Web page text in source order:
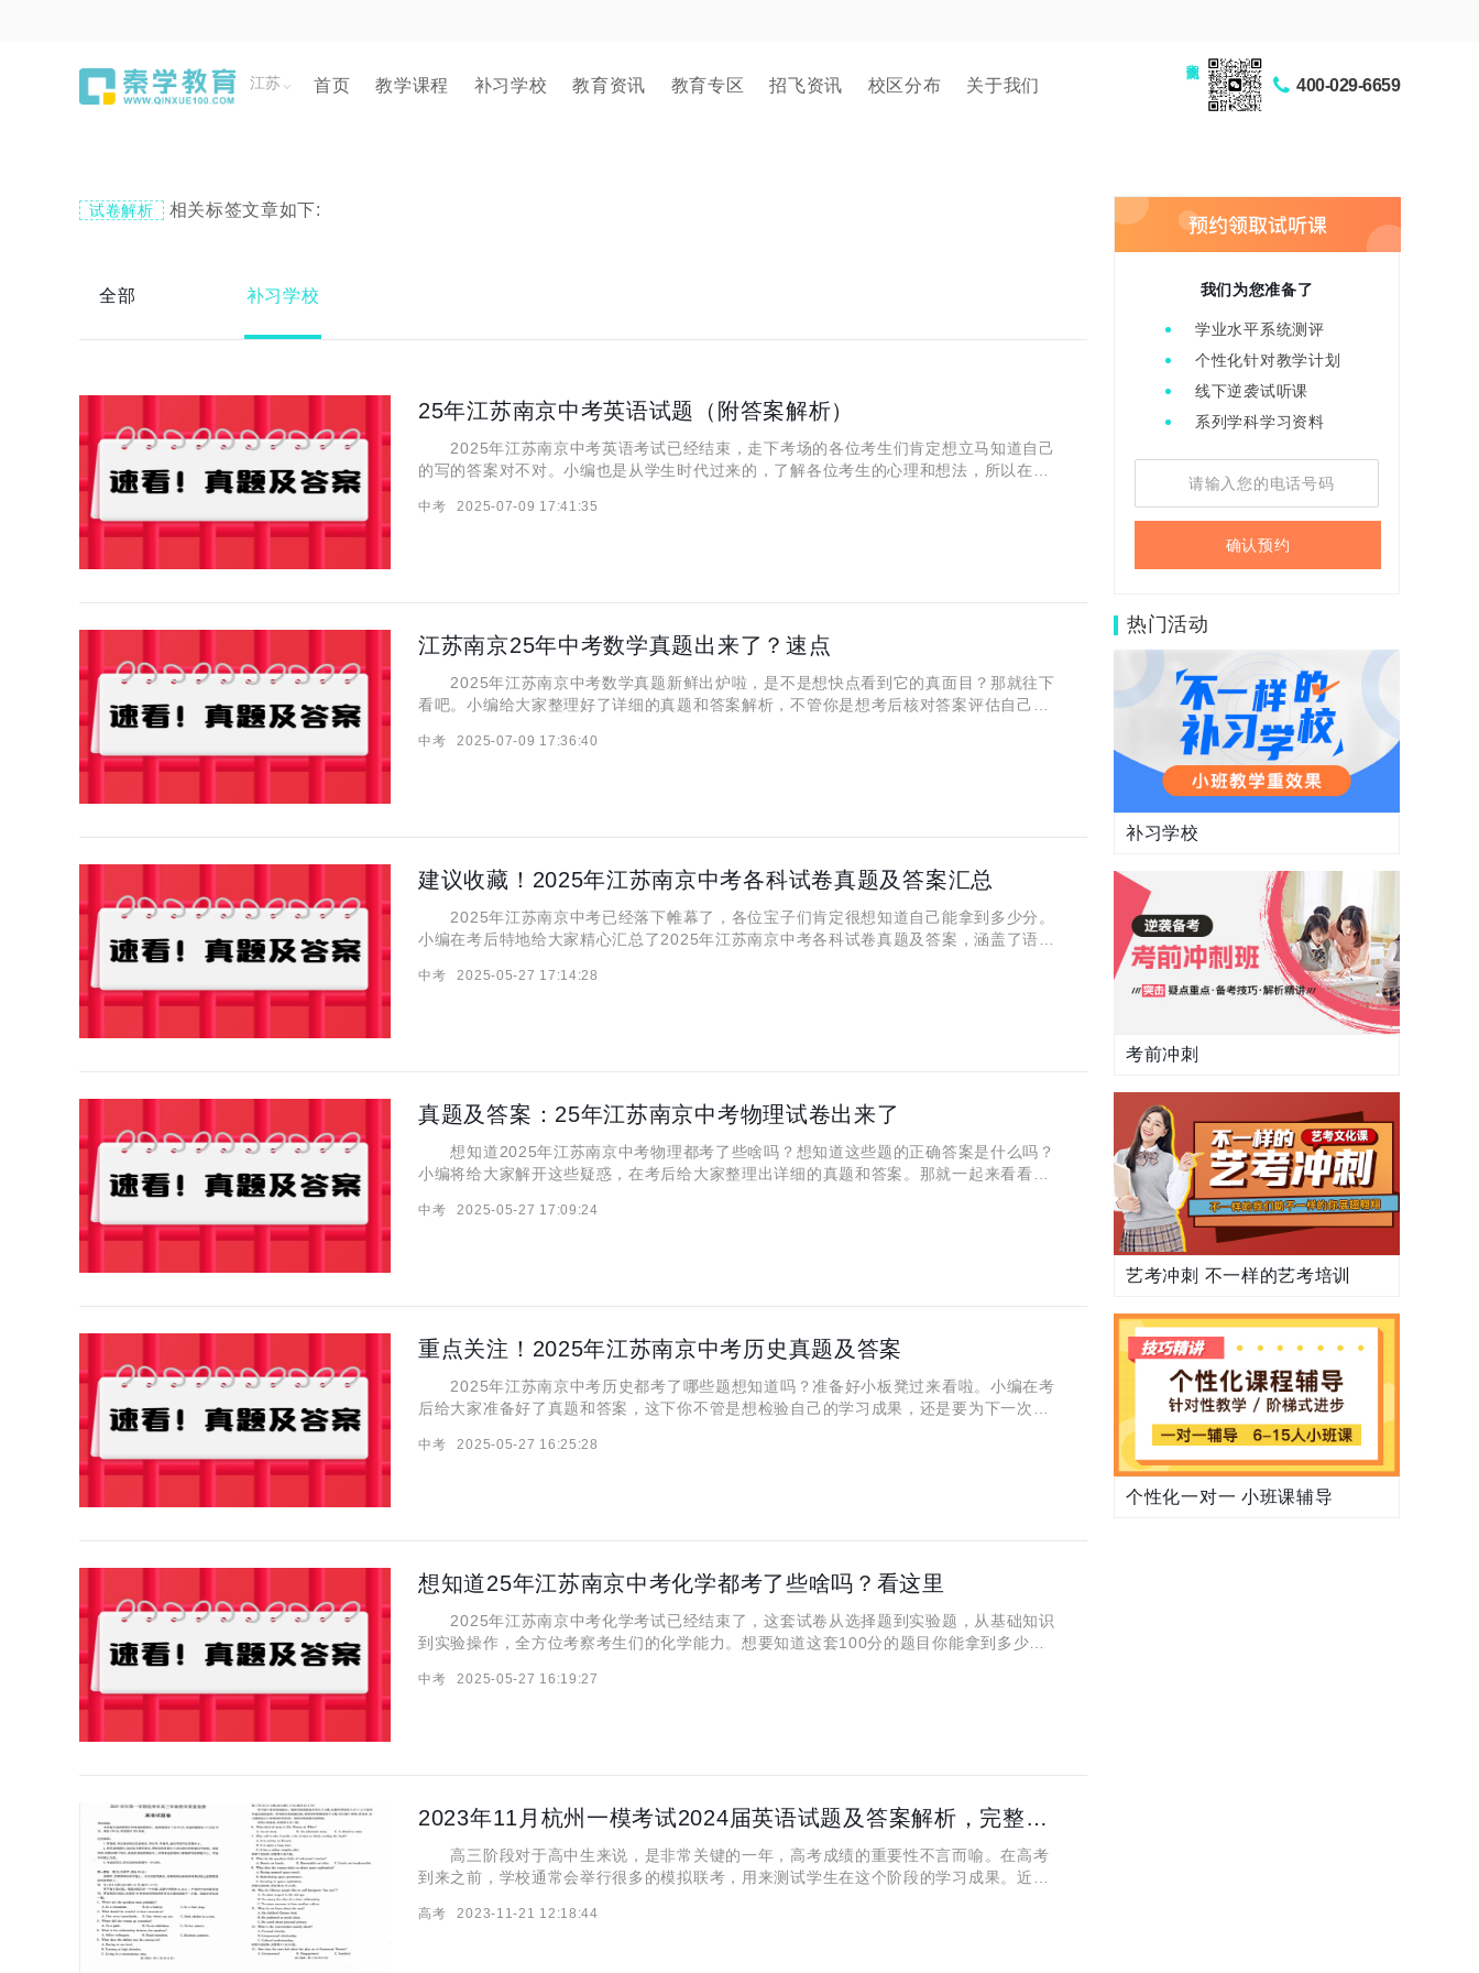
江苏 首页 教学课程 补习学校 教育资讯 教育专区 招飞资讯 校区分布 关于我们 400-029-6659
试卷解析 相关标签文章如下:
全部 补习学校
25年江苏南京中考英语试题（附答案解析）
2025年江苏南京中考英语考试已经结束，走下考场的各位考生们肯定想立马知道自己
的写的答案对不对。小编也是从学生时代过来的，了解各位考生的心理和想法，所以在考
少分？那就快往下看吧！ 一、2025年江苏南京中考英语真题及
中考 2025-07-09 17:41:35
江苏南京25年中考数学真题出来了？速点
2025年江苏南京中考数学真题新鲜出炉啦，是不是想快点看到它的真面目？那就往下
看吧。小编给大家整理好了详细的真题和答案解析，不管你是想考后核对答案评估自己的
真题的奥秘吧。 一、2025年江苏南京中考数学真题及答案
中考 2025-07-09 17:36:40
建议收藏！2025年江苏南京中考各科试卷真题及答案汇总
2025年江苏南京中考已经落下帷幕了，各位宝子们肯定很想知道自己能拿到多少分。
小编在考后特地给大家精心汇总了2025年江苏南京中考各科试卷真题及答案，涵盖了语数
让你轻松知道自己得分点和失误点。知道大家等急了，那就一起来
中考 2025-05-27 17:14:28
真题及答案：25年江苏南京中考物理试卷出来了
想知道2025年江苏南京中考物理都考了些啥吗？想知道这些题的正确答案是什么吗？
小编将给大家解开这些疑惑，在考后给大家整理出详细的真题和答案。那就一起来看看它
于6月21日开始正式举行，于6月22日结束，中考物理试卷
中考 2025-05-27 17:09:24
重点关注！2025年江苏南京中考历史真题及答案
2025年江苏南京中考历史都考了哪些题想知道吗？准备好小板凳过来看啦。小编在考
后给大家准备好了真题和答案，这下你不管是想检验自己的学习成果，还是要为下一次考
江苏南京中考历史真题及答案
中考 2025-05-27 16:25:28
想知道25年江苏南京中考化学都考了些啥吗？看这里
2025年江苏南京中考化学考试已经结束了，这套试卷从选择题到实验题，从基础知识
到实验操作，全方位考察考生们的化学能力。想要知道这套100分的题目你能拿到多少分
2025年江苏南京
中考 2025-05-27 16:19:27
2023年11月杭州一模考试2024届英语试题及答案解析，完整版！
高三阶段对于高中生来说，是非常关键的一年，高考成绩的重要性不言而喻。在高考
到来之前，学校通常会举行很多的模拟联考，用来测试学生在这个阶段的学习成果。近
的意义重大。本篇文章就整理了《2023年11月杭州一模考试2024届
高考 2023-11-21 12:18:44
我们为您准备了
学业水平系统测评
个性化针对教学计划
线下逆袭试听课
系列学科学习资料
确认预约
热门活动
补习学校
考前冲刺
艺考冲刺 不一样的艺考培训
个性化一对一 小班课辅导